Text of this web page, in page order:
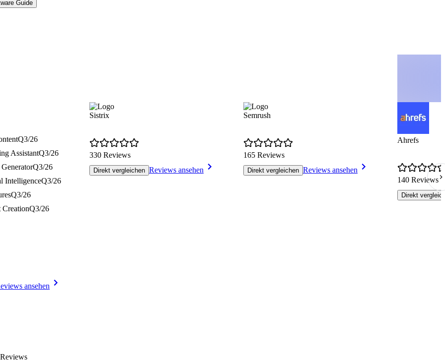
Guide
Q3/26
AssistantQ3/26
Q3/26
IntelligenceQ3/26
Q3/26
CreationQ3/26
ansehen
Sistrix
330 Reviews
Direkt vergleichen Reviews ansehen
Semrush
165 Reviews
Direkt vergleichen Reviews ansehen
Ahrefs
140 Reviews
Direkt